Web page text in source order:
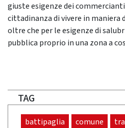
giuste esigenze dei
cittadinanza di vivere in
oltre che per le esigenze di
pubblica proprio in una zona a
TAG
battipaglia comune